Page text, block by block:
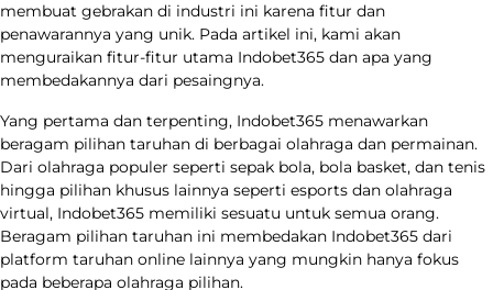
membuat gebrakan di industri ini karena fitur dan
penawarannya yang unik. Pada artikel ini, kami akan
menguraikan fitur-fitur utama Indobet365 dan apa yang
membedakannya dari pesaingnya.
Yang pertama dan terpenting, Indobet365 menawarkan
beragam pilihan taruhan di berbagai olahraga dan permainan.
Dari olahraga populer seperti sepak bola, bola basket, dan tenis
hingga pilihan khusus lainnya seperti esports dan olahraga
virtual, Indobet365 memiliki sesuatu untuk semua orang.
Beragam pilihan taruhan ini membedakan Indobet365 dari
platform taruhan online lainnya yang mungkin hanya fokus
pada beberapa olahraga pilihan.